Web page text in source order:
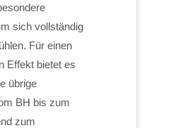
sich vollständig
Für einen
Effekt bietet es
übrige
BH bis zum
zum